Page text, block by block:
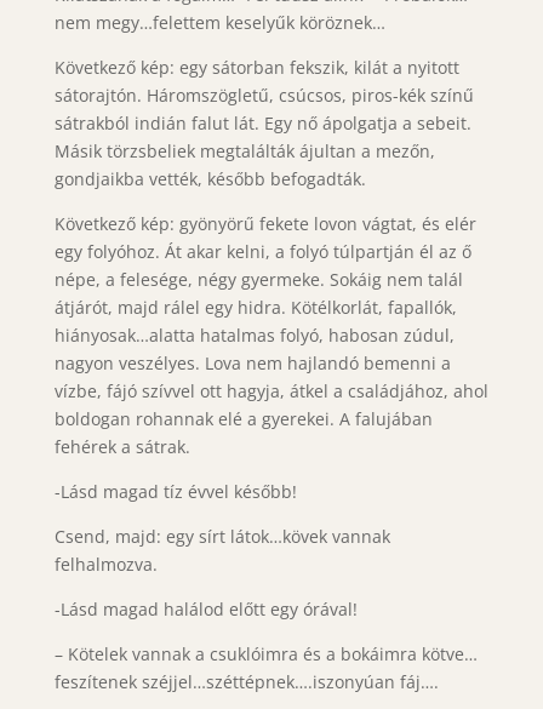
nem megy…felettem keselyűk köröznek…
Következő kép: egy sátorban fekszik, kilát a nyitott
sátorajtón. Háromszögletű, csúcsos, piros-kék színű
sátrakból indián falut lát. Egy nő ápolgatja a sebeit.
Másik törzsbeliek megtalálták ájultan a mezőn,
gondjaikba vették, később befogadták.
Következő kép: gyönyörű fekete lovon vágtat, és elér
egy folyóhoz. Át akar kelni, a folyó túlpartján él az ő
népe, a felesége, négy gyermeke. Sokáig nem talál
átjárót, majd rálel egy hidra. Kötélkorlát, fapallók,
hiányosak…alatta hatalmas folyó, habosan zúdul,
nagyon veszélyes. Lova nem hajlandó bemenni a
vízbe, fájó szívvel ott hagyja, átkel a családjához, ahol
boldogan rohannak elé a gyerekei. A falujában
fehérek a sátrak.
-Lásd magad tíz évvel később!
Csend, majd: egy sírt látok…kövek vannak
felhalmozva.
-Lásd magad halálod előtt egy órával!
– Kötelek vannak a csuklóimra és a bokáimra kötve…
feszítenek széjjel…széttépnek….iszonyúan fáj….